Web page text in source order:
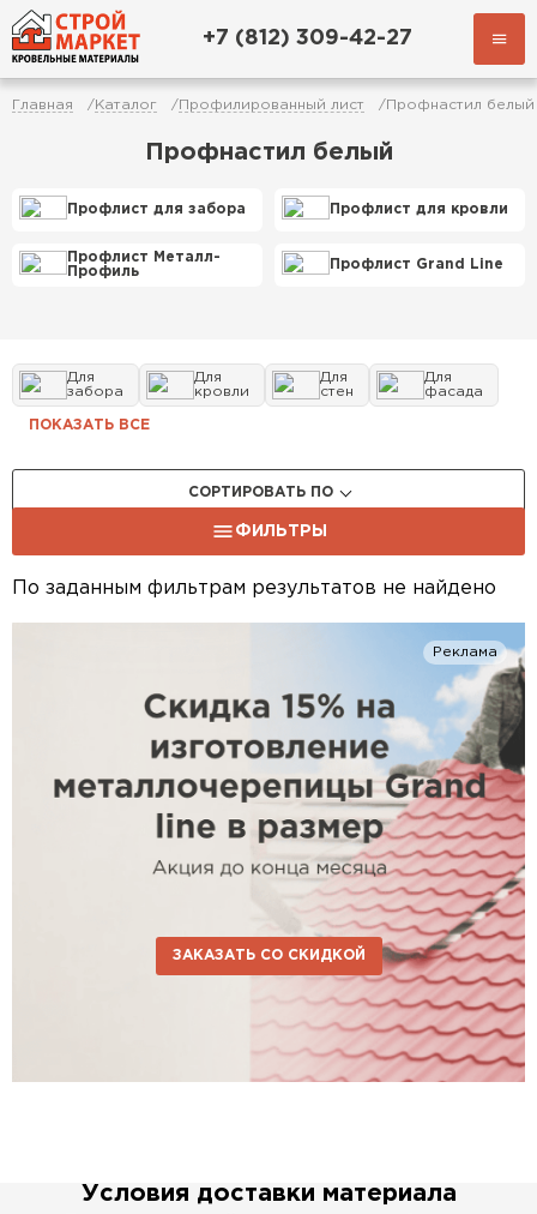
+7 (812) 309-42-27
Главная Каталог Профилированный лист Профнастил белый
Профнастил белый
Профлист для забора Профлист для кровли
Профлист Металл-
Профиль
Профлист Grand Line
Для
забора
Для
кровли
Для
стен
Для
фасада
ПОКАЗАТЬ ВСЕ
СОРТИРОВАТЬ ПО
ФИЛЬТРЫ
По заданным фильтрам результатов не найдено
Реклама
ЗАКАЗАТЬ СО СКИДКОЙ
Условия доставки материала